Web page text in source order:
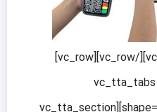
[/vc_column_text][/vc_column][/vc_row][vc_row]
shape=”square” active_section=”1″][vc_tta_section